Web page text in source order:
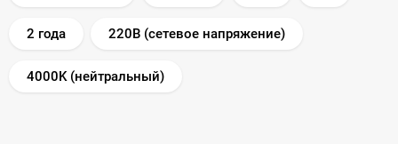
2 года 220В (сетевое напряжение)
4000K (нейтральный)